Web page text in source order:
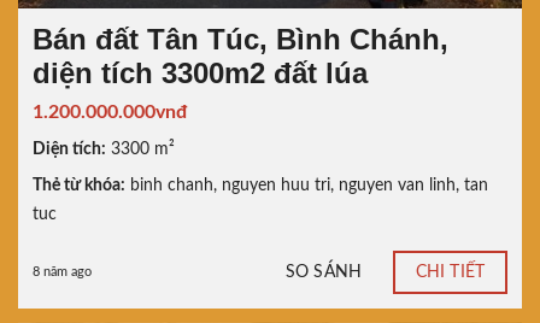
Bán đất Tân Túc, Bình Chánh,
diện tích 3300m2 đất lúa
1.200.000.000vnđ
Diện tích: 3300 m²
Thẻ từ khóa: binh chanh, nguyen huu tri, nguyen van linh, tan
tuc
8 năm ago SO SÁNH CHI TIẾT